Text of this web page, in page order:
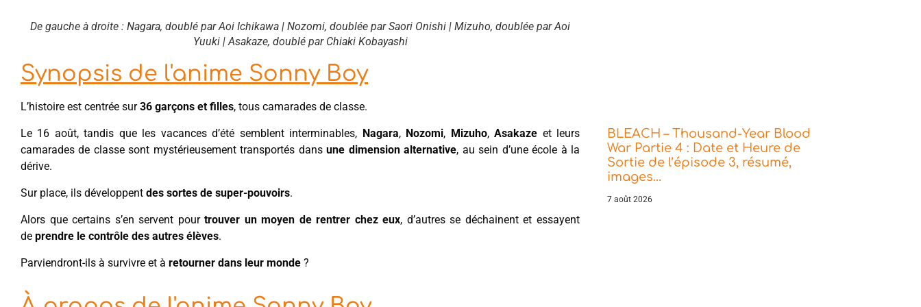
De gauche à droite : Nagara, doublé par Aoi Ichikawa | Nozomi, doublée par Saori Onishi | Mizuho, doublée par Aoi
Yuuki | Asakaze, doublé par Chiaki Kobayashi
Synopsis de l'anime Sonny Boy
L’histoire est centrée sur36 garçons et filles, tous camarades de classe.
Le 16 août, tandis que les vacances d’été semblent interminables, Nagara, Nozomi, Mizuho,Asakaze et leurs
camarades de classe sont mystérieusement transportés dansune dimension alternative, au sein d’une école à la
dérive.
Sur place, ils développent des sortes de super-pouvoirs.
Alors que certains s’en servent pourtrouver un moyen de rentrer chez eux, d’autres se déchainent et essayent
de prendre le contrôle des autres élèves.
Parviendront-ils à survivre et à retourner dans leur monde ?
BLEACH – Thousand-Year Blood
War Partie 4 : Date et Heure de
Sortie de l’épisode 3, résumé,
images…
7 août 2026